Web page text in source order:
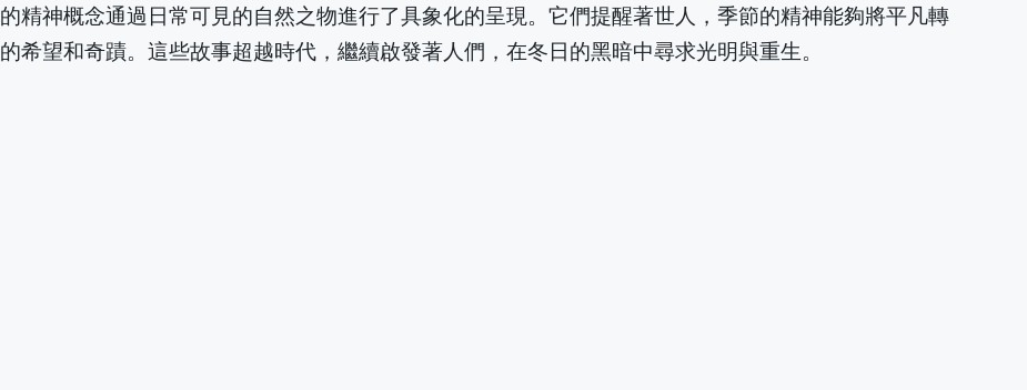
精神概念通過日常可見的自然之物進行了具象化的呈現。它們提醒著世人，季節的精神能夠將平凡轉
希望和奇蹟。這些故事超越時代，繼續啟發著人們，在冬日的黑暗中尋求光明與重生。